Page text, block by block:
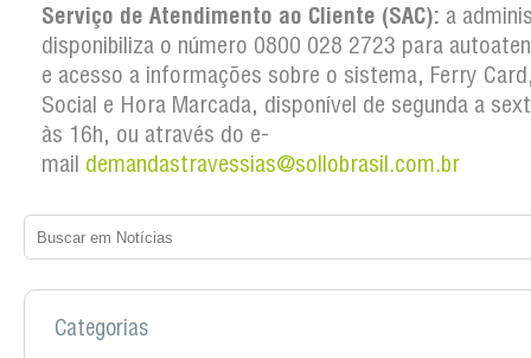
Serviço de Atendimento ao Cliente (SAC): a
disponibiliza o número 0800 028 2723 para
e acesso a informações sobre o sistema, Ferry
Social e Hora Marcada, disponível de segunda a
às 16h, ou através do e-
mail demandastravessias@sollobrasil.com.br
Categorias